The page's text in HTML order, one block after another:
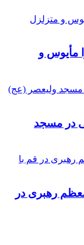
مأیوس و
در مسجد
معظم رهبری در